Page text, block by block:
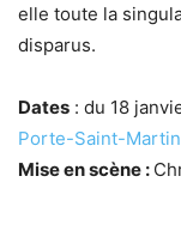
elle toute la
disparus.
Dates : du 18
Porte-Saint-Martin
Mise en scène :